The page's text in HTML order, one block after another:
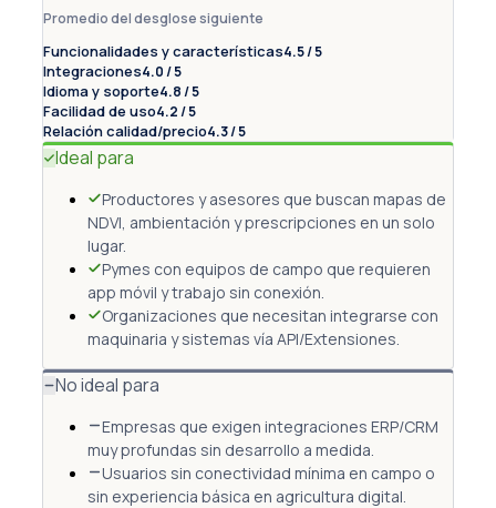
Promedio del desglose siguiente
Funcionalidades y características4.5 / 5
Integraciones4.0 / 5
Idioma y soporte4.8 / 5
Facilidad de uso4.2 / 5
Relación calidad/precio4.3 / 5
Ideal para
Productores y asesores que buscan mapas de
NDVI, ambientación y prescripciones en un solo
lugar.
Pymes con equipos de campo que requieren
app móvil y trabajo sin conexión.
Organizaciones que necesitan integrarse con
maquinaria y sistemas vía API/Extensiones.
No ideal para
Empresas que exigen integraciones ERP/CRM
muy profundas sin desarrollo a medida.
Usuarios sin conectividad mínima en campo o
sin experiencia básica en agricultura digital.